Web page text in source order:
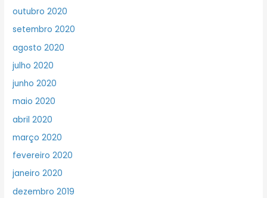
outubro 2020
setembro 2020
agosto 2020
julho 2020
junho 2020
maio 2020
abril 2020
março 2020
fevereiro 2020
janeiro 2020
dezembro 2019